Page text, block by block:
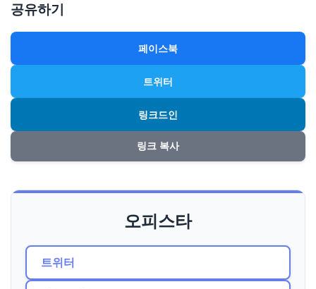
공유하기
페이스북
트위터
링크드인
링크 복사
오피스타
트위터